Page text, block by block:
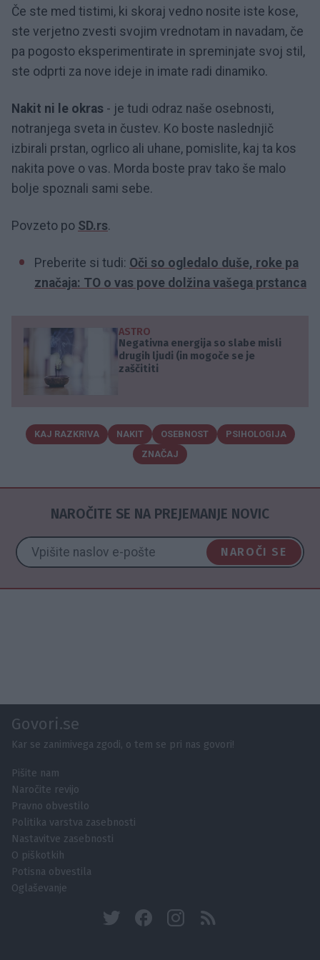
Če ste med tistimi, ki skoraj vedno nosite iste kose,
ste verjetno zvesti svojim vrednotam in navadam, če
pa pogosto eksperimentirate in spreminjate svoj stil,
ste odprti za nove ideje in imate radi dinamiko.
Nakit ni le okras - je tudi odraz naše osebnosti,
notranjega sveta in čustev. Ko boste naslednjič
izbirali prstan, ogrlico ali uhane, pomislite, kaj ta kos
nakita pove o vas. Morda boste prav tako še malo
bolje spoznali sami sebe.
Povzeto po SD.rs.
Preberite si tudi: Oči so ogledalo duše, roke pa
značaja: TO o vas pove dolžina vašega prstanca
ASTRO
Negativna energija so slabe misli
drugih ljudi (in mogoče se je
zaščititi
KAJ RAZKRIVA NAKIT OSEBNOST
PSIHOLOGIJA
ZNAČAJ
NAROČITE SE NA PREJEMANJE NOVIC
NAROČI SE
Govori.se
Kar se zanimivega zgodi, o tem se pri nas govori!
Pišite nam
Naročite revijo
Pravno obvestilo
Politika varstva zasebnosti
Nastavitve zasebnosti
O piškotkih
Potisna obvestila
Oglaševanje